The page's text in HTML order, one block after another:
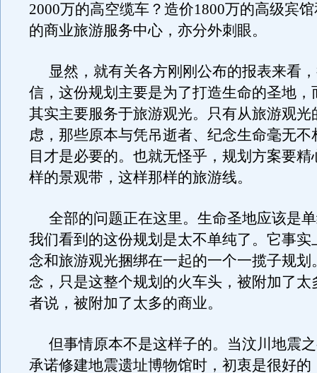
2000万的高空缆车？造价1800万的高级宾
的商业旅游服务中心，亦分外刺眼。
显然，就有关各方刚刚公布的报表来看
信，这份规划主要是为了打造生命的圣地，
其实主要服务于旅游观光。只有从旅游观光
虑，那些原本与凭吊逝者、纪念生命毫无不
目才是必要的。也就无怪乎，规划方案要精
样的景观带，这样那样的旅游线。
全部的问题正在这里。生命圣地应该是
我们看到的这份规划是太不单纯了。它事实
念和旅游观光捆绑在一起的一个一揽子规划
念，只是这整个规划的火车头，被附加了太
者说，被附加了太多的商业。
但事情原本不是这样子的。当汶川地震
承诺修建地震遗址博物馆时，初衷是很好的